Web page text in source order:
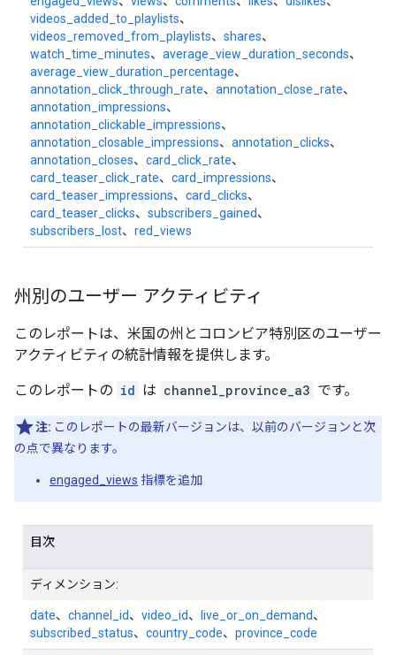
videos_added_to_playlists、
videos_removed_from_playlists、 shares、
watch_time_minutes、 average_view_duration_seconds、
average_view_duration_percentage、
annotation_click_through_rate、 annotation_close_rate、
annotation_impressions、
annotation_clickable_impressions、
annotation_closable_impressions、 annotation_clicks、
annotation_closes、 card_click_rate、
card_teaser_click_rate、 card_impressions、
card_teaser_impressions、 card_clicks、
card_teaser_clicks、 subscribers_gained、
subscribers_lost、 red_views
州別のユーザー アクティビティ
このレポートは、米国の州とコロンビア特別区のユーザー
アクティビティの統計情報を提供します。
このレポートの id は channel_province_a3 です。
注: このレポートの最新バージョンは、以前のバージョンと次
の点で異なります。
engaged_views 指標を追加
目次
ディメンション:
date、 channel_id、 video_id、 live_or_on_demand、
subscribed_status、 country_code、 province_code